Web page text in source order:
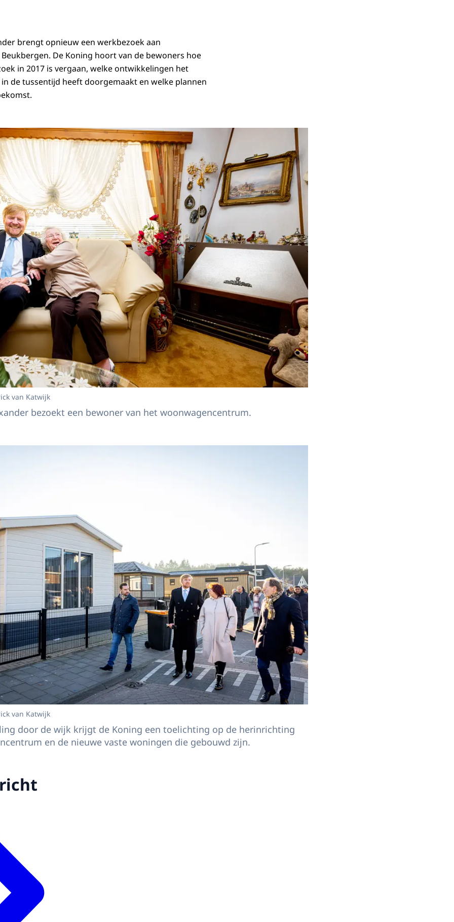
brengt opnieuw een werkbezoek aan
De Koning hoort van de bewoners hoe
in 2017 is vergaan, welke ontwikkelingen het
de tussentijd heeft doorgemaakt en welke plannen
Alexander brengt opnieuw een werkbezoek aan woonwagencentrum Beukbergen in Huis ter Heide
van Katwijk
bezoekt een bewoner van het woonwagencentrum.
Alexander brengt een werkbezoek aan woonwagencentrum Beukbergen in Huis ter Heide
van Katwijk
door de wijk krijgt de Koning een toelichting op de herinrichting
en de nieuwe vaste woningen die gebouwd zijn.